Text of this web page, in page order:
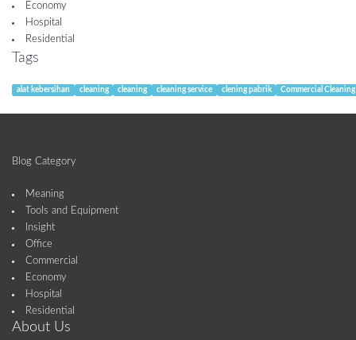
Economy
Hospital
Residential
Tags
alat kebersihan cleaning cleaning cleaning service clening pabrik Commercial Cleaning
Blog Category
Meaning
Tools and Equipment
Insight
Office
Commercial
Economy
Hospital
Residential
About Us